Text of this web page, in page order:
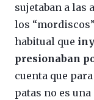
sujetaban a las
los
habitual que
presionaban
cuenta que
patas no es